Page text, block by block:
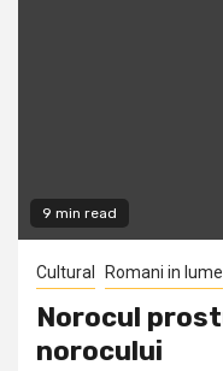
9 min read
Cultural Romani in lume
Norocul
norocului